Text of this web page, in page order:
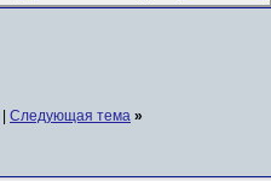
Следующая тема »